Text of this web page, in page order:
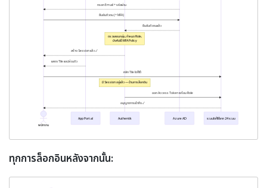
ตรวจสอบกลุ่ม, กำหนด Role,
บังคับใช้ MFA Policy
มี Session อยู่แล้ว — ข้ามการล็อกอิน
กรอก Email + รหัสผ่าน
ยืนยันตัวตน (+ MFA)
ยืนยันตัวตนแล้ว
สร้าง Session แล้ว ✓
แสดง Tile แอปส่วนตัว
คลิก Tile ใดก็ได้
ออก Access Token พร้อม Role
อนุญาตการเข้าถึง ✓
พนักงาน
App Portal Authentik Azure AD ระบบใดก็ได้จาก 24 ระบบ
ทุกการล็อกอินหลังจากนั้น: